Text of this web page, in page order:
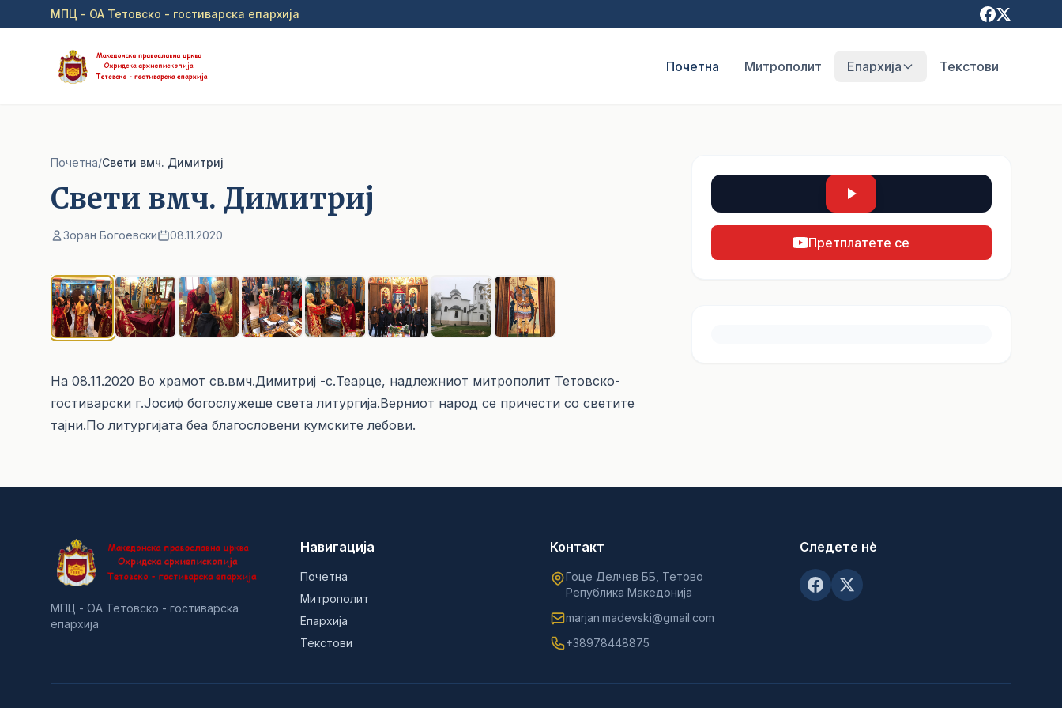
Прејди на главна содржина
МПЦ - ОА Тетовско - гостиварска епархија
Почетна Митрополит Епархија Текстови
Почетна/Свети вмч. Димитриј
Свети вмч. Димитриј
Зоран Богоевски 08.11.2020
На 08.11.2020 Во храмот св.вмч.Димитриј -с.Теарце, надлежниот митрополит Тетовско-
гостиварски г.Јосиф богослужеше света литургија.Верниот народ се причести со светите
тајни.По литургијата беа благословени кумските лебови.
Претплатете се
МПЦ - ОА Тетовско - гостиварска
епархија
Навигација
Почетна
Митрополит
Епархија
Текстови
Контакт
Гоце Делчев ББ, Тетово
Република Македонија
marjan.madevski@gmail.com
+38978448875
Следете нè